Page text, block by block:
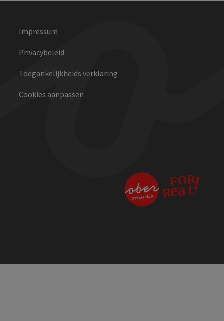
Impressum
Privacybeleid
Toegankelijkheids verklaring
Cookies aanpassen